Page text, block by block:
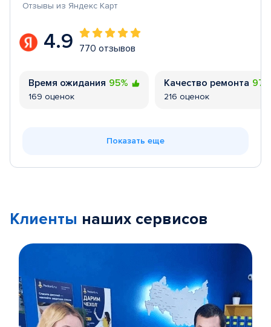
Отзывы из Яндекс Карт
4.9 770 отзывов
Время ожидания 95%
169 оценок
Качество ремонта
216 оценок
Показать еще
Клиенты наших сервисов